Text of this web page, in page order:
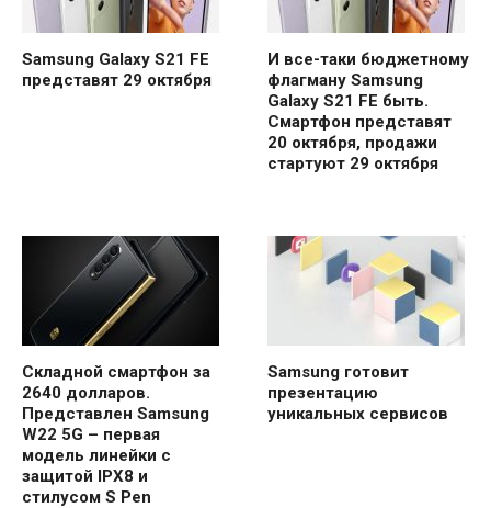
Samsung Galaxy S21 FE
представят 29 октября
И все-таки бюджетному
флагману Samsung
Galaxy S21 FE быть.
Смартфон представят
20 октября, продажи
стартуют 29 октября
Складной смартфон за
2640 долларов.
Представлен Samsung
W22 5G – первая
модель линейки с
защитой IPX8 и
стилусом S Pen
Samsung готовит
презентацию
уникальных сервисов